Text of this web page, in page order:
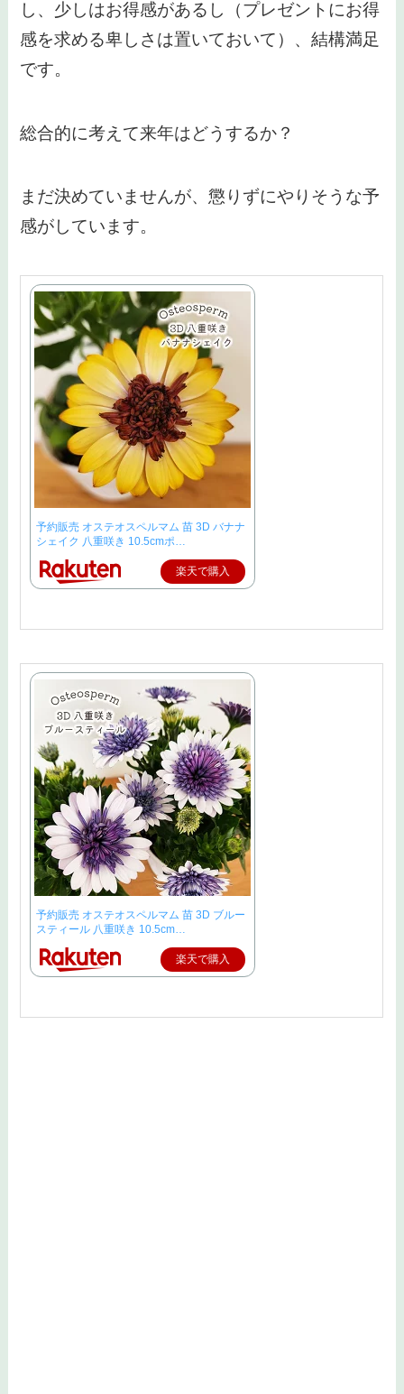
し、少しはお得感があるし（プレゼントにお得
感を求める卑しさは置いておいて）、結構満足
です。
総合的に考えて来年はどうするか？
まだ決めていませんが、懲りずにやりそうな予
感がしています。
予約販売 オステオスペルマム 苗 3D バナナ
シェイク 八重咲き 10.5cmポ…
楽天で購入
予約販売 オステオスペルマム 苗 3D ブルー
スティール 八重咲き 10.5cm…
楽天で購入